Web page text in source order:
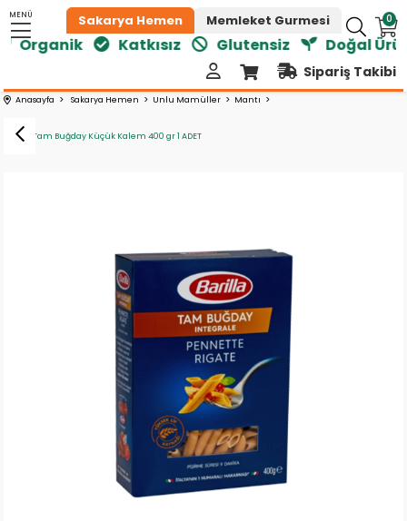
0
MENÜ Sakarya Hemen Memleket Gurmesi
Organik Katkısız Glutensiz Doğal
Sipariş Takibi
Anasayfa Sakarya Hemen Unlu Mamüller Mantı
Barilla Tam Buğday Küçük Kalem 400 gr 1 ADET